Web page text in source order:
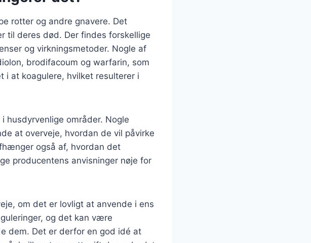
rotter og andre gnavere. Det
til deres død. Der findes forskellige
og virkningsmetoder. Nogle af
brodifacoum og warfarin, som
i at koagulere, hvilket resulterer i
områder. Nogle
at overveje, hvordan de vil påvirke
også af, hvordan det
producentens anvisninger nøje for
om det er lovligt at anvende i ens
og det kan være
dem. Det er derfor en god idé at